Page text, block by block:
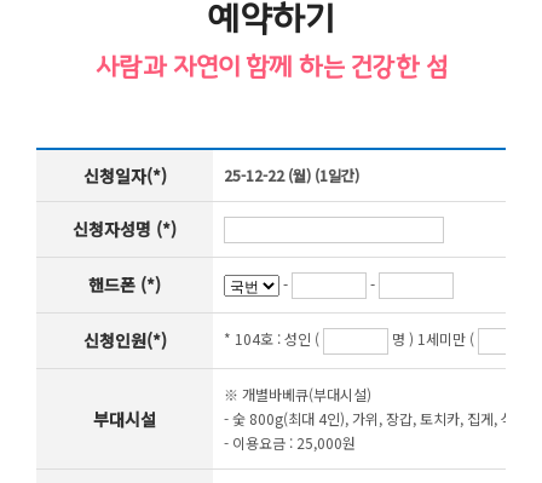
예약하기
사람과 자연이 함께 하는 건강한 섬
신청일자(*) 25-12-22 (월) (1일간)
신청자성명 (*)
핸드폰 (*) - -
신청인원(*) * 104호 :성인 ( 명 ) 1세미만 (
부대시설
※ 개별바베큐(부대시설)
- 숯 800g(최대 4인), 가위, 장갑, 토치카, 집게, 석쇠,
- 이용요금 : 25,000원